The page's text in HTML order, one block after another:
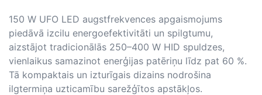
150 W UFO LED augstfrekvences apgaismojums
piedāvā izcilu energoefektivitāti un spilgtumu,
aizstājot tradicionālās 250–400 W HID spuldzes,
vienlaikus samazinot enerģijas patēriņu līdz pat 60 %.
Tā kompaktais un izturīgais dizains nodrošina
ilgtermiņa uzticamību sarežģītos apstākļos.